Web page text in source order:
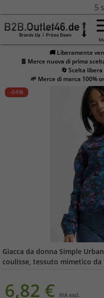
5
🚚 Liberamente
🧾 Merce nuova di prima
🔄 Scelta
🌱 Merce di marca 100%
-84%
Giacca da donna Simple
coulisse, tessuto mimetico da
6,82 € IVA escl.